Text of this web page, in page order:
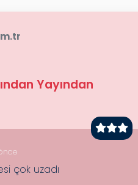
Yayından
çok uzadı